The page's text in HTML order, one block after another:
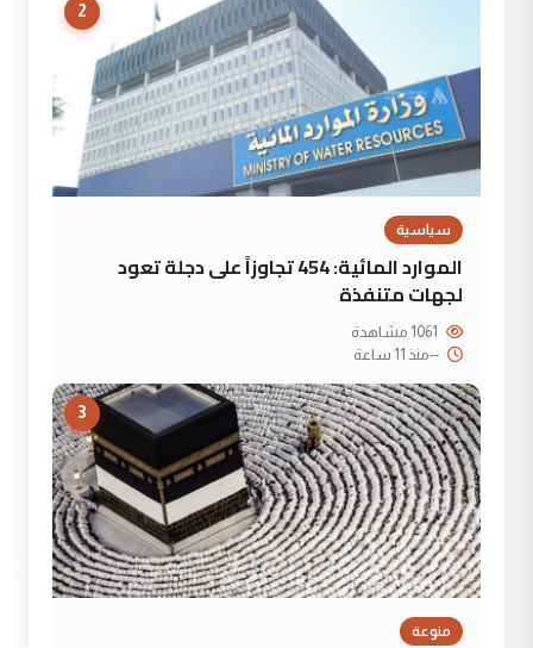
2
سياسية
الموارد المائية: 454 تجاوزاً على دجلة تعود
لجهات متنفذة
--منذ 11 ساعة
3
منوعة